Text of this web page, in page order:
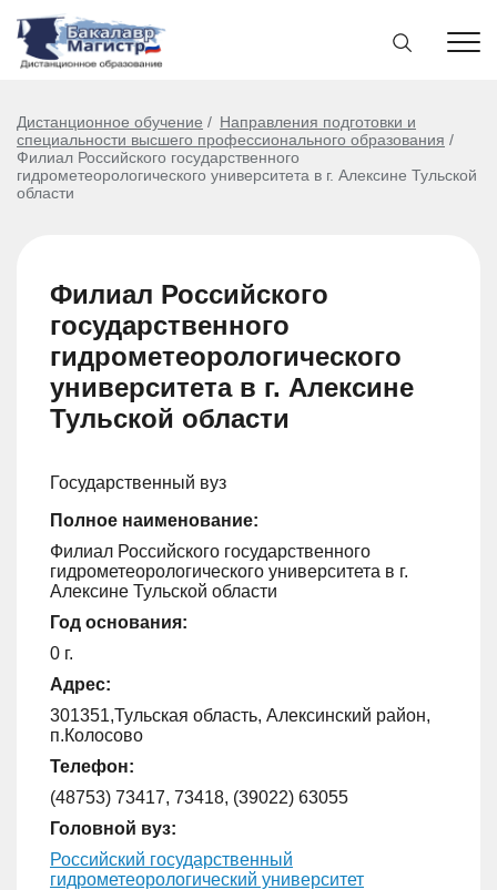
Дистанционное обучение
Направления подготовки и
специальности высшего профессионального образования
Филиал Российского государственного
гидрометеорологического университета в г. Алексине Тульской
области
Филиал Российского
государственного
гидрометеорологического
университета в г. Алексине
Тульской области
Государственный вуз
Полное наименование:
Филиал Российского государственного
гидрометеорологического университета в г.
Алексине Тульской области
Год основания:
0 г.
Адрес:
301351,Тульская область, Алексинский район,
п.Колосово
Телефон:
(48753) 73417, 73418, (39022) 63055
Головной вуз:
Российский государственный
гидрометеорологический университет